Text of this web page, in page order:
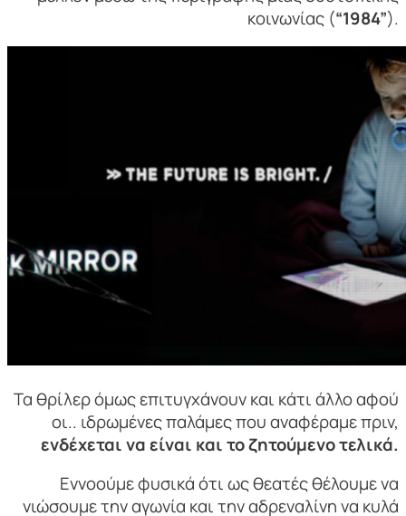
κοινωνίας (“1984”).
Τα θρίλερ όμως επιτυγχάνουν και κάτι άλλο αφού
οι.. ιδρωμένες παλάμες που αναφέραμε πριν,
ενδέχεται να είναι και το ζητούμενο τελικά.
Εννοούμε φυσικά ότι ως θεατές θέλουμε να
νιώσουμε την αγωνία και την αδρεναλίνη να κυλά